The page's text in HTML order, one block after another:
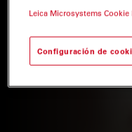
Leica Microsystems Cookie
Configuración de